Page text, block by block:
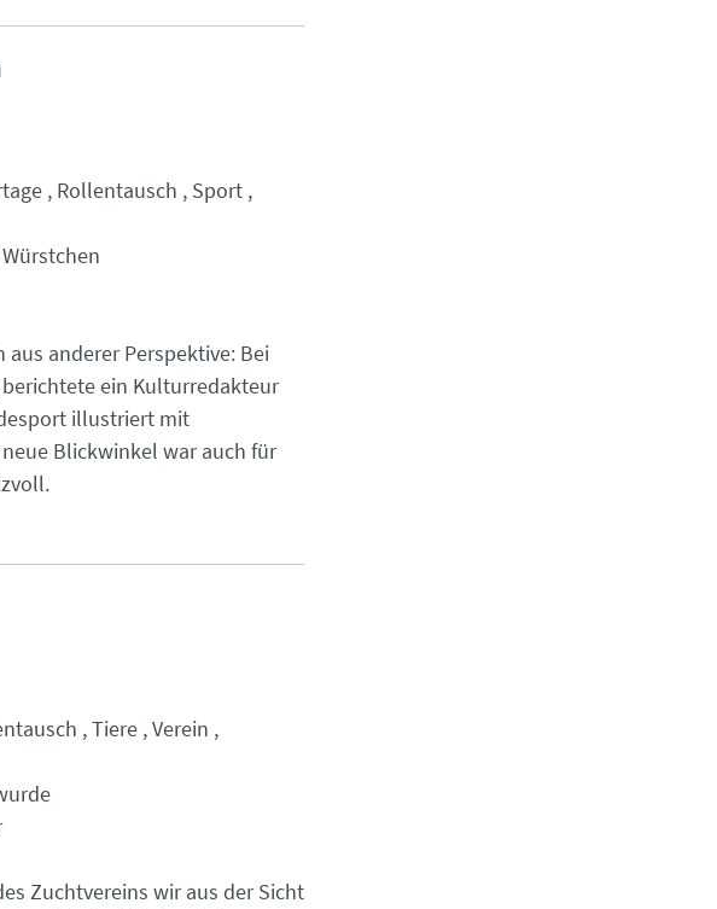
Rollentausch
Sport
anderer Perspektive: Bei
ein Kulturredakteur
illustriert mit
Blickwinkel war auch für
Tiere Verein
Zuchtvereins wir aus der Sicht